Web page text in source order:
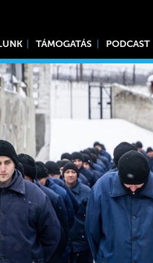
TÁMOGATÁS PODCAST